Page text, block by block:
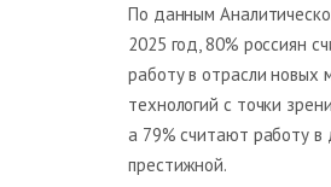
По данным
2025 год, 80% россиян
работу в отрасли новых
технологий с точки
а 79% считают работу в
престижной.